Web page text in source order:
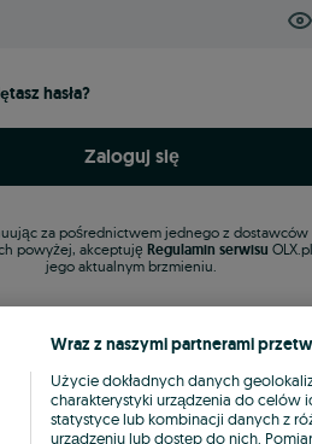
hasła?
Zaloguj się
za pośrednictwem jednego z dostawców
powyżej, akceptuję Regulamin serwisu
jego aktualnym brzmieniu.
Wraz z naszymi partnerami
Użycie dokładnych danych
charakterystyki urządzenia do celów
statystyce lub kombinacji danych z
urządzeniu lub dostęp do nich.